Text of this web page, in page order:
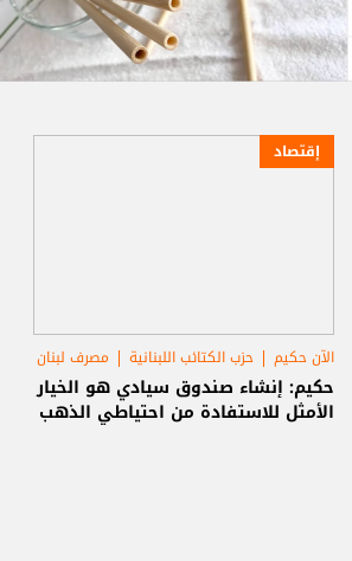
إقتصاد
الآن حكيم حزب الكتائب اللبنانية مصرف لبنان
حكيم: إنشاء صندوق سيادي هو الخيار
الأمثل للاستفادة من احتياطي الذهب